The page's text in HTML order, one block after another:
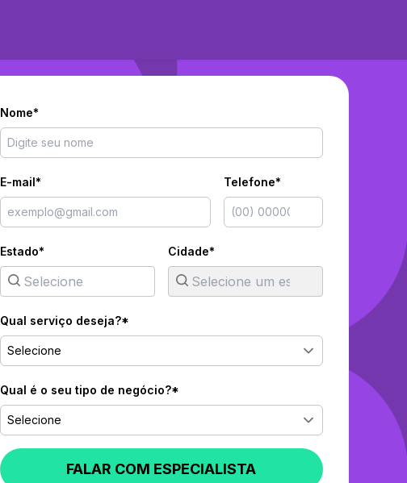
Nome*
E-mail* Telefone*
Estado* Cidade*
Qual serviço deseja?*
Selecione
Qual é o seu tipo de negócio?*
Selecione
FALAR COM ESPECIALISTA